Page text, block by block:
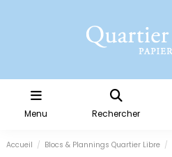
Menu Rechercher
Accueil Blocs & Plannings Quartier Libre